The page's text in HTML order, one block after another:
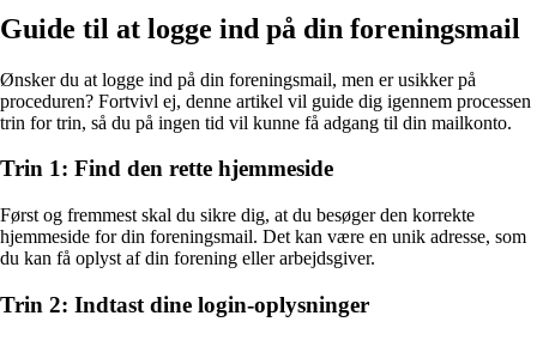
Guide til at logge ind på din foreningsmail
Ønsker du at logge ind på din foreningsmail, men er usikker på
proceduren? Fortvivl ej, denne artikel vil guide dig igennem processen
trin for trin, så du på ingen tid vil kunne få adgang til din mailkonto.
Trin 1: Find den rette hjemmeside
Først og fremmest skal du sikre dig, at du besøger den korrekte
hjemmeside for din foreningsmail. Det kan være en unik adresse, som
du kan få oplyst af din forening eller arbejdsgiver.
Trin 2: Indtast dine login-oplysninger